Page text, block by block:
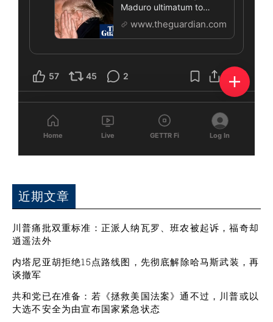
近期文章
川普痛批双重标准：正派人纳瓦罗、班农被起诉，福奇却
逍遥法外
内塔尼亚胡拒绝15点路线图，先彻底解除哈马斯武装，再
谈撤军
共和党已在准备：若《拯救美国法案》通不过，川普或以
大选不安全为由宣布国家紧急状态